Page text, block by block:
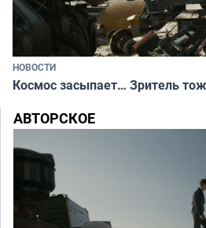
НОВОСТИ
Космос засыпает… Зритель
АВТОРСКОЕ